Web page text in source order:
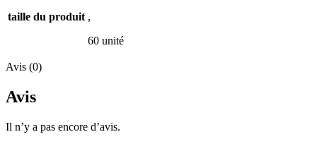
taille du produit ,
60 unité
Avis (0)
Avis
Il n’y a pas encore d’avis.